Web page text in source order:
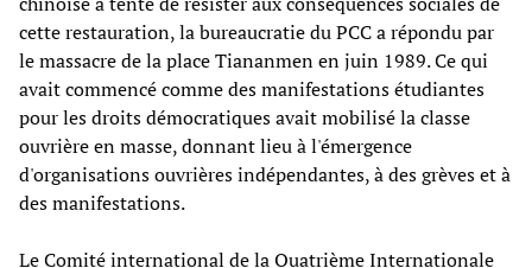
cette restauration, la bureaucratie du PCC a répondu par
le massacre de la place Tiananmen en juin 1989. Ce qui
avait commencé comme des manifestations étudiantes
pour les droits démocratiques avait mobilisé la classe
ouvrière en masse, donnant lieu à l'émergence
d'organisations ouvrières indépendantes, à des grèves et à
des manifestations.
Le Comité international de la Quatrième Internationale